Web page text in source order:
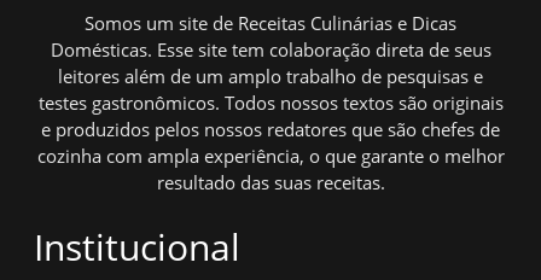
Somos um site de Receitas Culinárias e Dicas
Domésticas. Esse site tem colaboração direta de seus
leitores além de um amplo trabalho de pesquisas e
testes gastronômicos. Todos nossos textos são originais
e produzidos pelos nossos redatores que são chefes de
cozinha com ampla experiência, o que garante o melhor
resultado das suas receitas.
Institucional